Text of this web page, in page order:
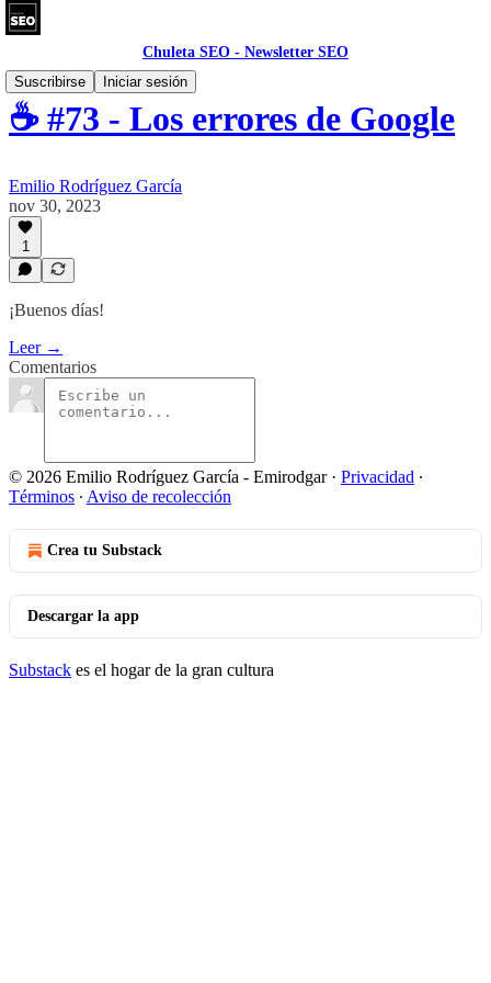
Chuleta SEO - Newsletter SEO
Suscribirse
Iniciar sesión
☕ #73 - Los errores de Google
Emilio Rodríguez García
nov 30, 2023
1
¡Buenos días!
Leer →
Comentarios
© 2026 Emilio Rodríguez García - Emirodgar· Privacidad ∙
Términos ∙ Aviso de recolección
Crea tu Substack
Descargar la app
Substack es el hogar de la gran cultura